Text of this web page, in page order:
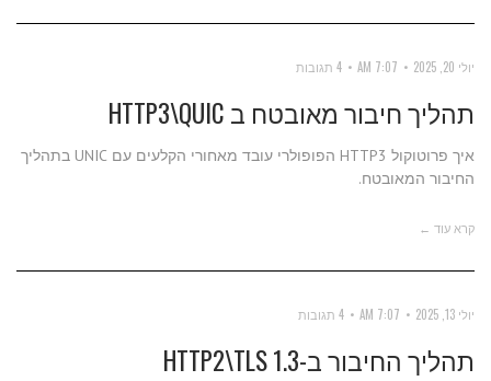
יולי 20, 2025 7:07 AM 4 תגובות
תהליך חיבור מאובטח ב HTTP3\QUIC
איך פרוטוקול HTTP3 הפופולרי עובד מאחורי הקלעים עם UNIC בתהליך
החיבור המאובטח.
קרא עוד ←
יולי 13, 2025 7:07 AM 4 תגובות
תהליך החיבור ב-HTTP2\TLS 1.3